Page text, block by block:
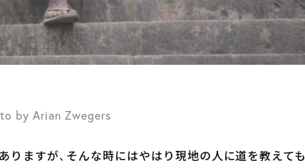
by Arian Zwegers
ますが、そんな時にはやはり現地の人に道を教えても